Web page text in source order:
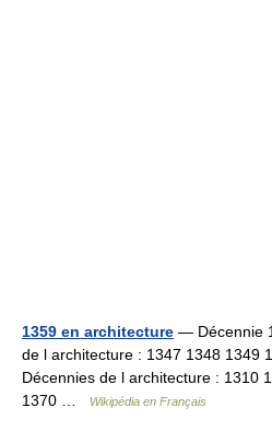
1359 en architecture — Décennie
de l architecture : 1347 1348 1349
Décennies de l architecture : 1310
1370 …
Wikipédia en Français